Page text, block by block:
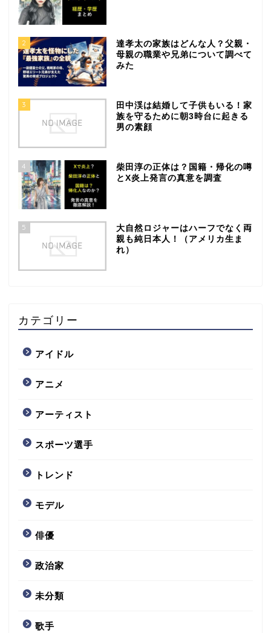
2
達孝太の家族はどんな人？父親・
母親の職業や兄弟について調べて
みた
3
田中渓は結婚して子供もいる！家
族を守るために朝3時台に起きる
男の素顔
4
柴田淳の正体は？国籍・帰化の噂
とX炎上発言の真意を調査
5
大自然ロジャーはハーフでなく両
親も純日本人！（アメリカ生ま
れ）
カテゴリー
アイドル
アニメ
アーティスト
スポーツ選手
トレンド
モデル
俳優
政治家
未分類
歌手